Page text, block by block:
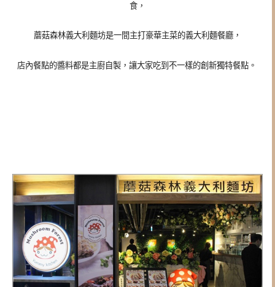
食，
蘑菇森林義大利麵坊是一間主打豪華主菜的義大利麵餐廳，
店內餐點的醬料都是主廚自製，讓大家吃到不一樣的創新獨特餐點。